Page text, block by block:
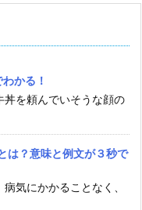
かる！
丼を頼んでいそうな顔の
は？意味と例文が３秒で
気にかかることなく、